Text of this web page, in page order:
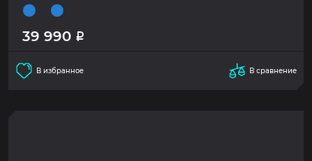
В избранное В сравнение
39 990 Р